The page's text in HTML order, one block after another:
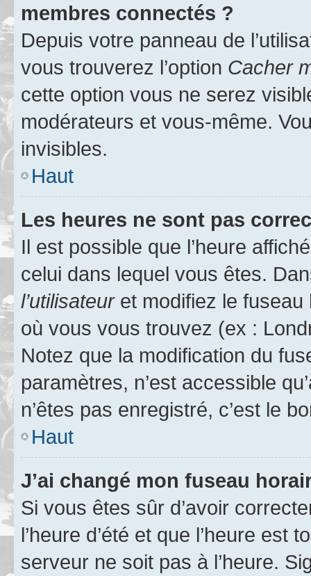
membres connectés ?
Depuis votre panneau de
vous trouverez l’option Cacher
cette option vous ne serez
modérateurs et vous-même.
invisibles.
Haut
Les heures ne sont pas
Il est possible que l’heure
celui dans lequel vous êtes.
l’utilisateuret modifiez le fuseau
où vous vous trouvez (ex :
Notez que la modification du
paramètres, n’est accessible
n’êtes pas enregistré, c’est le
Haut
J’ai changé mon fuseau
Si vous êtes sûr d’avoir
l’heure d’été et que l’heure est
serveur ne soit pas à l’heure.